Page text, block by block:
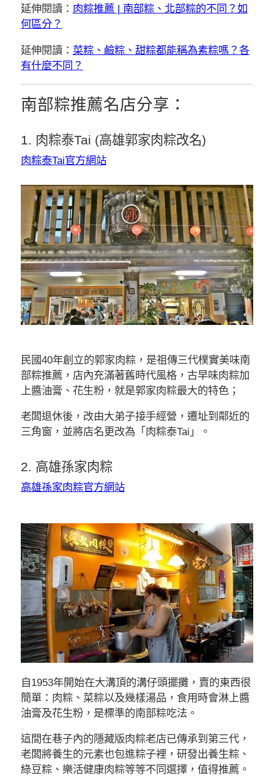
延伸閱讀： 肉粽推薦 | 南部粽、北部粽的不同？如
何區分？
延伸閱讀： 菜粽、鹼粽、甜粽都能稱為素粽嗎？各
有什麼不同？
南部粽推薦名店分享：
1. 肉粽泰Tai (高雄郭家肉粽改名)
肉粽泰Tai官方網站
民國40年創立的郭家肉粽，是祖傳三代樸實美味南
部粽推薦，店內充滿著舊時代風格，古早味肉粽加
上醬油膏、花生粉，就是郭家肉粽最大的特色；
老闆退休後，改由大弟子接手經營，遷址到鄰近的
三角窗，並將店名更改為「 肉粽泰Tai 」。
2. 高雄孫家肉粽
高雄孫家肉粽官方網站
自1953年開始在大溝頂的溝仔頭擺攤，賣的東西很
簡單：肉粽、菜粽以及幾樣湯品，食用時會淋上醬
油膏及花生粉，是標準的南部粽吃法。
這間在巷子內的隱藏版肉粽老店已傳承到第三代，
老闆將養生的元素也包進粽子裡，研發出養生粽、
綠豆粽、樂活健康肉粽等等不同選擇，值得推薦。